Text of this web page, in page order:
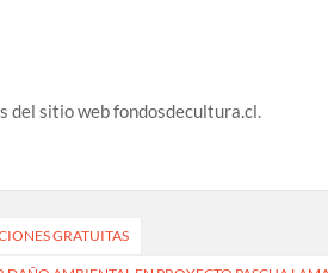
del sitio web fondosdecultura.cl.
GRATUITAS